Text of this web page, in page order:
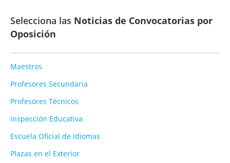
Selecciona las Noticias de Convocatorias por
Oposición
Maestros
Profesores Secundaria
Profesores Técnicos
Inspección Educativa
Escuela Oficial de Idiomas
Plazas en el Exterior